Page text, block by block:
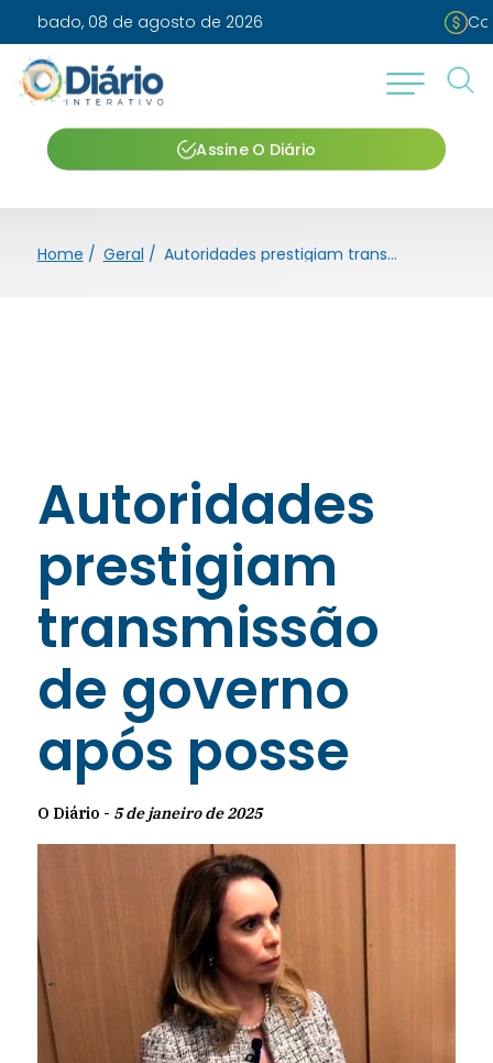
Cotação:Dólar: 5.41
Assine O Diário
Home / Geral / Autoridades prestigiam transmissão de governo após posse
Autoridades
prestigiam
transmissão
de governo
após posse
O Diário - 5 de janeiro de 2025